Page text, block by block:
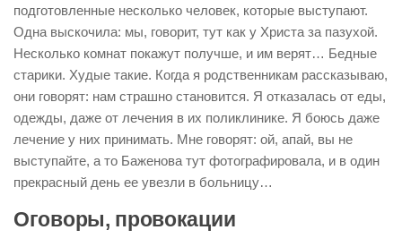
подготовленные несколько человек, которые выступают.
Одна выскочила: мы, говорит, тут как у Христа за пазухой.
Несколько комнат покажут получше, и им верят… Бедные
старики. Худые такие. Когда я родственникам рассказываю,
они говорят: нам страшно становится. Я отказалась от еды,
одежды, даже от лечения в их поликлинике. Я боюсь даже
лечение у них принимать. Мне говорят: ой, апай, вы не
выступайте, а то Баженова тут фотографировала, и в один
прекрасный день ее увезли в больницу…
Оговоры, провокации